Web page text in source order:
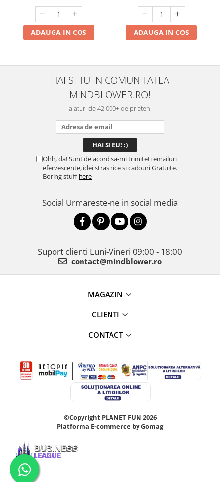
ADAUGA IN COS ADAUGA IN COS
HAI SI TU IN COMUNITATEA
MINDBLOWER.RO!
alaturi de 42.000+ de prieteni
Ohh, da! Sunt de acord sa-mi trimiteti emailuri
efervescente, idei strasnice si cadouri Gratuite.
Boring stuffhere
Social Urmareste-ne in social media
Suport clienti Luni-Vineri 09:00 - 18:00
contact@mindblower.ro
MAGAZIN
CLIENTI
CONTACT
©Copyright PLANET FUN 2026
Platforma E-commerce by Gomag